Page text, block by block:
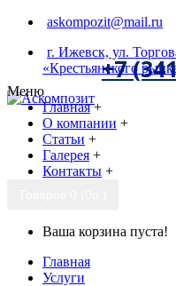
askompozit@mail.ru
г. Ижевск, ул.
«Крестьянского
+7
Меню
Главная +
О компании +
Статьи +
Галерея +
Контакты +
Ваша корзина пуста!
Главная
Услуги